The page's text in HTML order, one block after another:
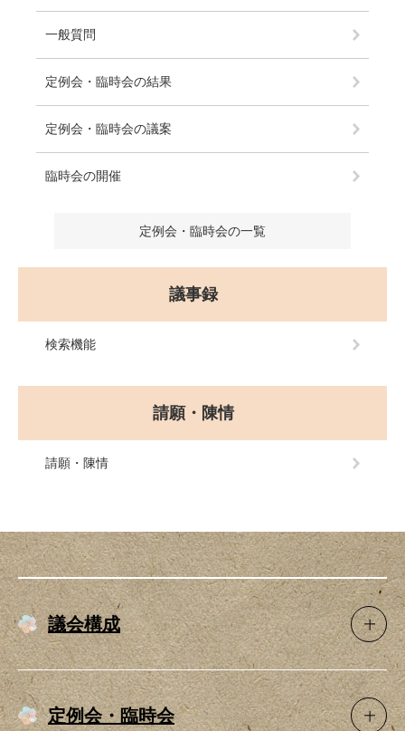
一般質問
定例会・臨時会の結果
定例会・臨時会の議案
臨時会の開催
定例会・臨時会の一覧
議事録
検索機能
請願・陳情
請願・陳情
議会構成
定例会・臨時会